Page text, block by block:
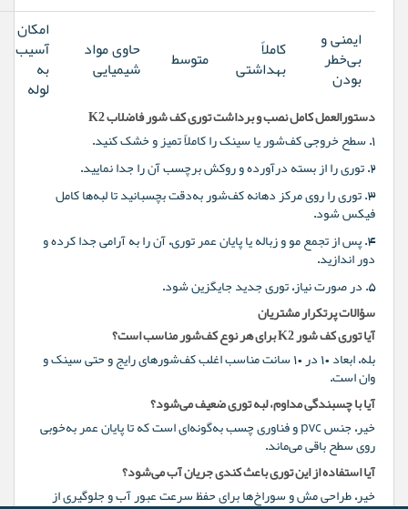
ایمنی و
بی‌خطر
بودن
کاملاً
بهداشتی
متوسط
حاوی مواد
شیمیایی
امکان
آسیب
به
لوله
دستورالعمل کامل نصب و برداشت توری کف شور فاضلاب K2
۱. سطح خروجی کف‌شور یا سینک را کاملاً تمیز و خشک کنید.
۲. توری را از بسته درآورده و روکش برچسب آن را جدا نمایید.
۳. توری را روی مرکز دهانه کف‌شور به‌دقت بچسبانید تا لبه‌ها کامل
فیکس شود.
۴. پس از تجمع مو و زباله یا پایان عمر توری، آن را به آرامی جدا کرده و
دور اندازید.
۵. در صورت نیاز، توری جدید جایگزین شود.
سؤالات پرتکرار مشتریان
آیا توری کف شور K2 برای هر نوع کف‌شور مناسب است؟
بله، ابعاد ۱۰ در ۱۰ سانت مناسب اغلب کف‌شورهای رایج و حتی سینک و
وان است.
آیا با چسبندگی مداوم، لبه توری ضعیف می‌شود؟
خیر، جنس pvc و فناوری چسب به‌گونه‌ای است که تا پایان عمر به‌خوبی
روی سطح باقی می‌ماند.
آیا استفاده از این توری باعث کندی جریان آب می‌شود؟
خیر، طراحی مش و سوراخ‌ها برای حفظ سرعت عبور آب و جلوگیری از